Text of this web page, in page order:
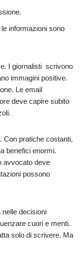
informazioni sono
I giornalisti scrivono
immagini positive.
Le email
deve capire subito
Con pratiche costanti,
benefici enormi.
avvocato deve
possono
nelle decisioni
cuori e menti.
solo di scrivere. Ma